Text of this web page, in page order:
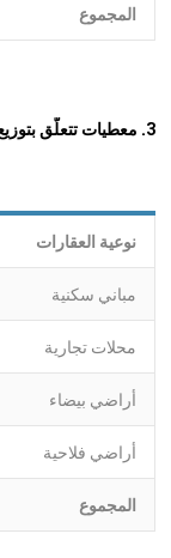
المجموع
3. معطيات تتعلّق بتوزيع العقّارات المصادرة حسب طبيعة استغلالها
نوعية العقارات
مباني سكنية
محلات تجارية
أراضي بيضاء
أراضي فلاحية
المجموع